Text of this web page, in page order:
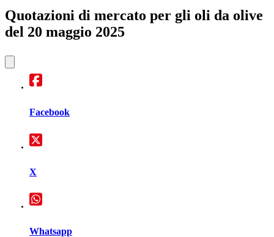
Quotazioni di mercato per gli oli da olive
del 20 maggio 2025
Facebook
X
Whatsapp